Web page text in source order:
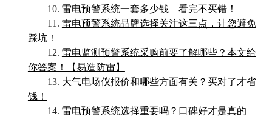
10. 雷电预警系统一套多少钱—看完不买错！
11. 雷电预警系统品牌选择关注这三点，让您避免
踩坑！
12. 雷电监测预警系统采购前要了解哪些？本文给
你答案！【易造防雷】
13. 大气电场仪报价和哪些方面有关？买对了才省
钱！
14. 雷电预警系统选择重要吗？口碑好才是真的